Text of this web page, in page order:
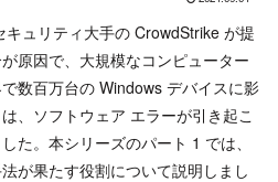
ュリティ大手の CrowdStrike が提
原因で、大規模なコンピューター
数百万台の Windows デバイスに影
、ソフトウェア エラーが引き起こ
た。本シリーズのパート 1 では、
が果たす役割について説明しまし